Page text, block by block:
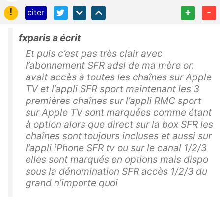
!
citer + -
fxparis a écrit
Et puis c’est pas très clair avec
l’abonnement SFR adsl de ma mère on
avait accès à toutes les chaînes sur Apple
TV et l’appli SFR sport maintenant les 3
premières chaînes sur l’appli RMC sport
sur Apple TV sont marquées comme étant
à option alors que direct sur la box SFR les
chaînes sont toujours incluses et aussi sur
l’appli iPhone SFR tv ou sur le canal 1/2/3
elles sont marqués en options mais dispo
sous la dénomination SFR accès 1/2/3 du
grand n’importe quoi